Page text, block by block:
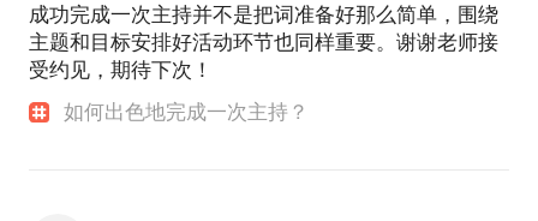
成功完成一次主持并不是把词准备好那么简单，围绕
主题和目标安排好活动环节也同样重要。谢谢老师接
受约见，期待下次！
如何出色地完成一次主持？